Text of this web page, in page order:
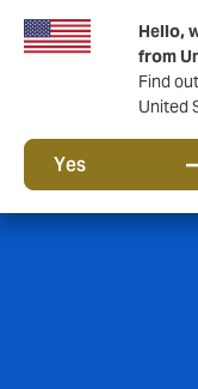
Hello,
from
Find
United
Yes
Tärkeää
jäsen!